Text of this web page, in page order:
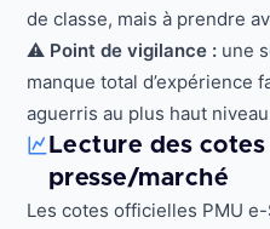
de classe, mais à prendre
⚠️ Point de vigilance :une
manque total d’expérience
aguerris au plus haut
Lecture des
presse/marché
Les cotes officielles PMU